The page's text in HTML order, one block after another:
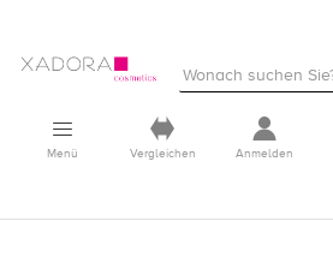
Menü Vergleichen Anmelden